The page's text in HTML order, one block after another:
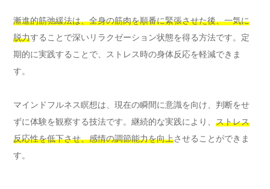
漸進的筋弛緩法は、全身の筋肉を順番に緊張させた後、一気に
脱力することで深いリラクゼーション状態を得る方法です。定
期的に実践することで、ストレス時の身体反応を軽減できま
す。
マインドフルネス瞑想は、現在の瞬間に意識を向け、判断をせ
ずに体験を観察する技法です。継続的な実践により、 ストレス
反応性を低下させ、感情の調節能力を向上させることができま
す。